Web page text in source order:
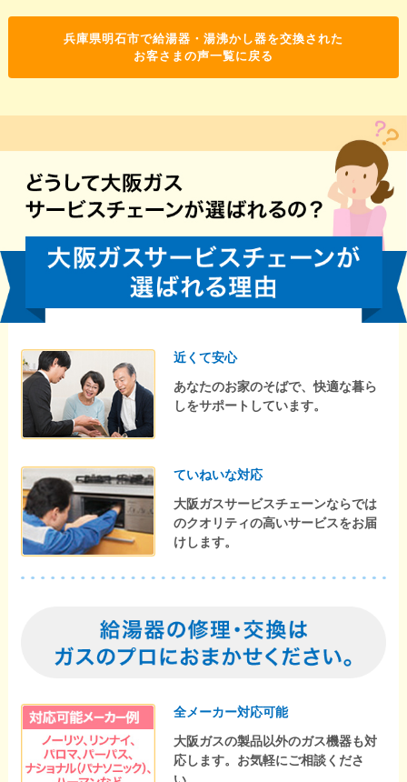
兵庫県明石市で給湯器・湯沸かし器を交換された
お客さまの声一覧に戻る
近くて安心
あなたのお家のそばで、快適な暮ら
しをサポートしています。
ていねいな対応
大阪ガスサービスチェーンならでは
のクオリティの高いサービスをお届
けします。
全メーカー対応可能
大阪ガスの製品以外のガス機器も対
応します。お気軽にご相談くださ